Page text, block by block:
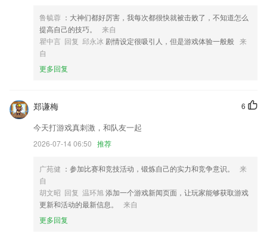
鲁毓蓉 ：大神们都好厉害，我每次都很快就被击败了，不知道怎么
提高自己的技巧。
来自
瞿中言 回复 邱永冰 剧情设定很吸引人，但是游戏体验一般般 来
自
更多回复
6
郑谦梅
今天打游戏真刺激，和队友一起
2026-07-14 06:50 推荐
广苑健 ：参加比赛和竞技活动，锻炼自己的实力和竞争意识。
来
自
胡文昭 回复 温环旭添加一个游戏新闻页面，让玩家能够获取游戏
更新和活动的最新信息。
来自
更多回复